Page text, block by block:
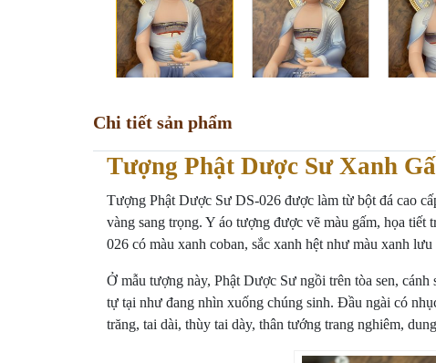
Chi tiết sản phẩm
Tượng Phật Dược Sư Xanh
Tượng Phật Dược Sư DS-026 được làm từ bột đá cao
vàng sang trọng. Y áo tượng được vẽ màu gấm, họa
026 có màu xanh coban, sắc xanh hệt như màu xanh
Ở mẫu tượng này, Phật Dược Sư ngồi trên tòa sen,
tự tại như đang nhìn xuống chúng sinh. Đầu ngài có
trăng, tai dài, thùy tai dày, thân tướng trang nghiêm,